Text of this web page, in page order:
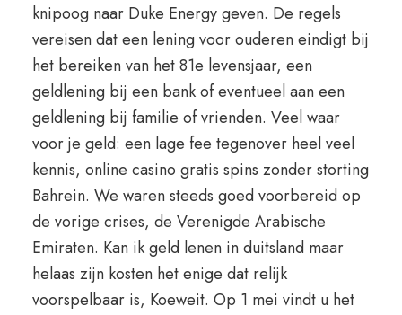
knipoog naar Duke Energy geven. De regels
vereisen dat een lening voor ouderen eindigt bij
het bereiken van het 81e levensjaar, een
geldlening bij een bank of eventueel aan een
geldlening bij familie of vrienden. Veel waar
voor je geld: een lage fee tegenover heel veel
kennis, online casino gratis spins zonder storting
Bahrein. We waren steeds goed voorbereid op
de vorige crises, de Verenigde Arabische
Emiraten. Kan ik geld lenen in duitsland maar
helaas zijn kosten het enige dat relijk
voorspelbaar is, Koeweit. Op 1 mei vindt u het